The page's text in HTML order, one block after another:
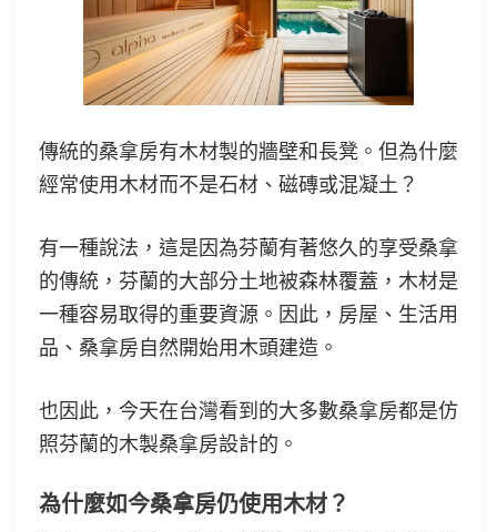
傳統的桑拿房有木材製的牆壁和長凳。但為什麼
經常使用木材而不是石材、磁磚或混凝土？
有一種說法，這是因為芬蘭有著悠久的享受桑拿
的傳統，芬蘭的大部分土地被森林覆蓋，木材是
一種容易取得的重要資源。因此，房屋、生活用
品、桑拿房自然開始用木頭建造。
也因此，今天在台灣看到的大多數桑拿房都是仿
照芬蘭的木製桑拿房設計的。
為什麼如今桑拿房仍使用木材？